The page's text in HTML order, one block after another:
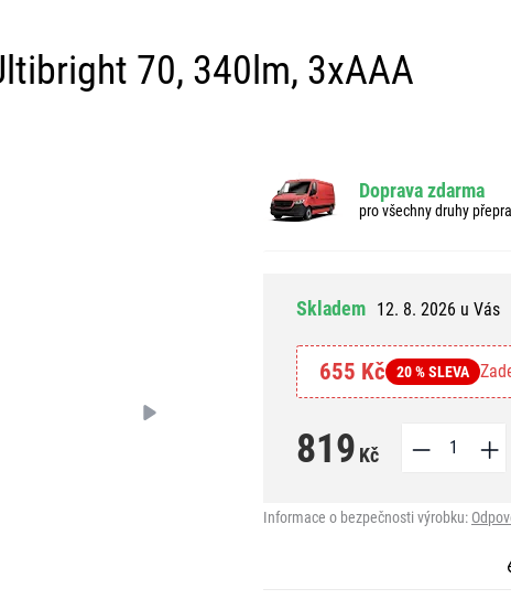
70, 340lm, 3xAAA
Doprava zdarma
pro všechny druhy
Skladem 12. 8. 2026 u Vás
655 Kč 20 % SLEVA
819 Kč
Informace o bezpečnosti výrobku: